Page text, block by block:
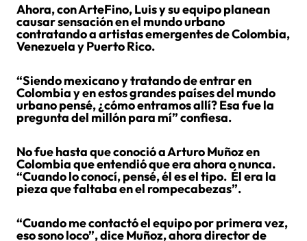
Ahora, con ArteFino, Luis y su equipo planean
causar sensación en el mundo urbano
contratando a artistas emergentes de Colombia,
Venezuela y Puerto Rico.
“Siendo mexicano y tratando de entrar en
Colombia y en estos grandes países del mundo
urbano pensé, ¿cómo entramos allí? Esa fue la
pregunta del millón para mí” confiesa.
No fue hasta que conoció a Arturo Muñoz en
Colombia que entendió que era ahora o nunca.
“Cuando lo conocí, pensé, él es el tipo. Él era la
pieza que faltaba en el rompecabezas”.
“Cuando me contactó el equipo por primera vez,
eso sono loco”, dice Muñoz, ahora director de